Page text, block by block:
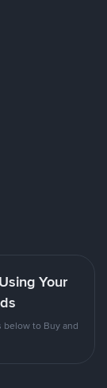
Your
below to Buy and